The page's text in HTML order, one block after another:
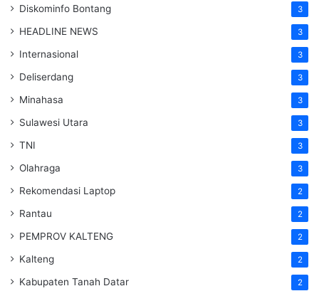
Diskominfo Bontang 3
HEADLINE NEWS 3
Internasional 3
Deliserdang 3
Minahasa 3
Sulawesi Utara 3
TNI 3
Olahraga 3
Rekomendasi Laptop 2
Rantau 2
PEMPROV KALTENG 2
Kalteng 2
Kabupaten Tanah Datar 2